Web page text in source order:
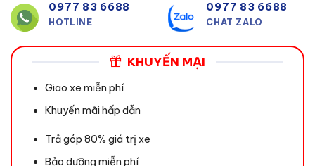
0977 83 6688
HOTLINE
0977 83 6688
CHAT ZALO
KHUYẾN MẠI
Giao xe miễn phí
Khuyến mãi hấp dẫn
Trả góp 80% giá trị xe
Bảo dưỡng miễn phí